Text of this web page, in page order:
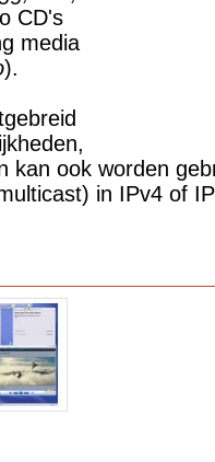
CD's
media
).
kan ook worden
in IPv4 of